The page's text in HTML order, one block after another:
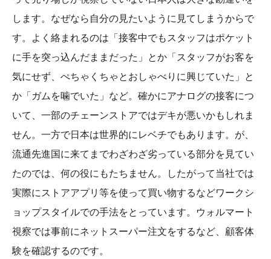
します。なぜなら自分の見たいように見てしまうからで
す。よく絡まれるのは「接客中でもスタッフはポケット
に手を突っ込んだままだった」とか「スタッフがお客を
気にせず、ぺちゃくちゃとおしゃべりに興じていた」と
か「ガムを噛でいた」など。確かにアナログの接客につ
いて、一部のチェーンストアではデキが悪いかもしれま
せん。一方で日本は世界的にレベチでもあります。が、
流通先進国に来てまでわざわざ劣っている部分を見てい
たのでは、何の役にもたちません。したがって当社では
実際にストアアプリ等を使って買い物するなどワークシ
ョップスタイルでの手法をとっています。ウォルマート
視察では事前にネットスーパー注文をするなど、顧客体
験を確認するのです。